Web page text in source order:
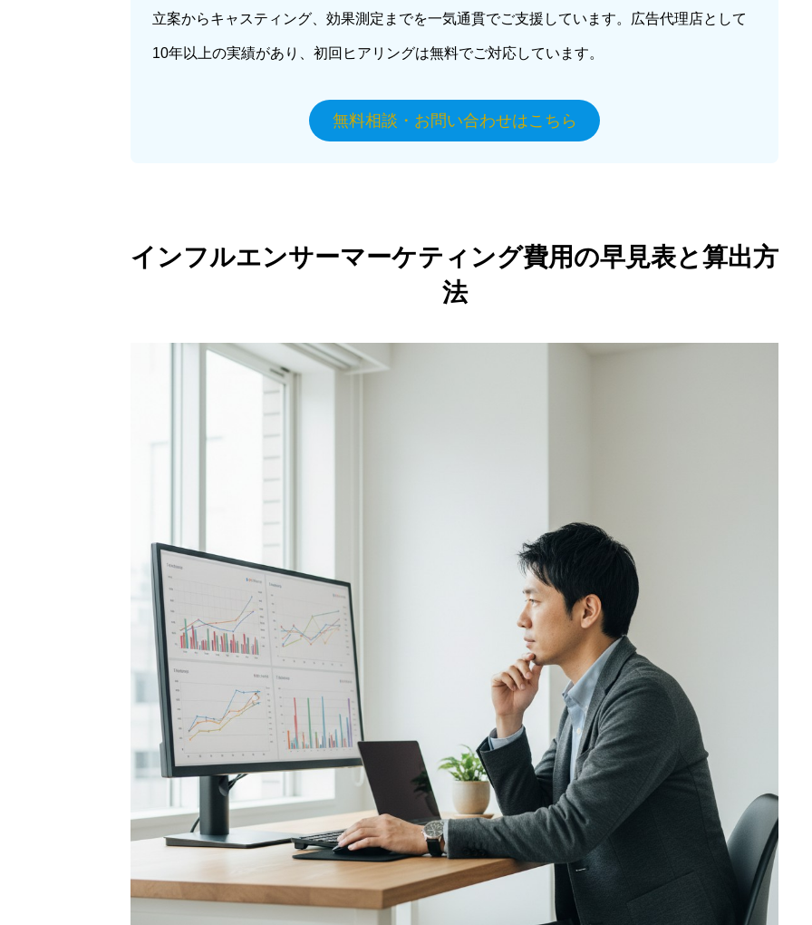
お問い合わせ
立案からキャスティング、効果測定までを一気通貫でご支援しています。広告代理店として
10年以上の実績があり、初回ヒアリングは無料でご対応しています。
無料相談・お問い合わせはこちら
インフルエンサーマーケティング費用の早見表と算出方
法